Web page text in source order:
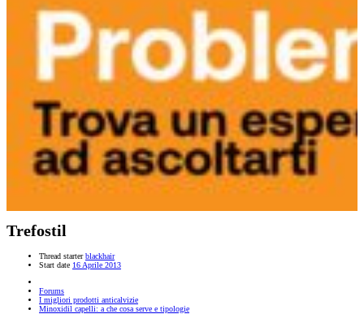
Trefostil
Thread starter blackhair
Start date 16 Aprile 2013
Forums
I migliori prodotti anticalvizie
Minoxidil capelli: a che cosa serve e tipologie